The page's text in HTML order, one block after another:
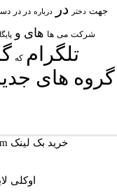
جهت دختر در درباره در در
شرکت می ها های و
تلگرام که
گروه های
خرید بک لینک behtarinbacklink.com
اوکلی